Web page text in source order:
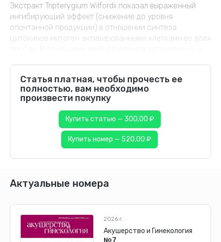
Экстракт Tripterygium Wilfordii показал выраженный
ингибирующий эффект (снижение до уровня
спонтанной продукции) в отношении синтеза
цитокинов митоген активированными клетками во всех
Статья платная, чтобы прочесть ее
полностью, вам необходимо
произвести покупку
Купить статью — 300,00 ₽
Купить номер — 520,00 ₽
Актуальные номера
2026 г.
Акушерство и Гинекология
№7